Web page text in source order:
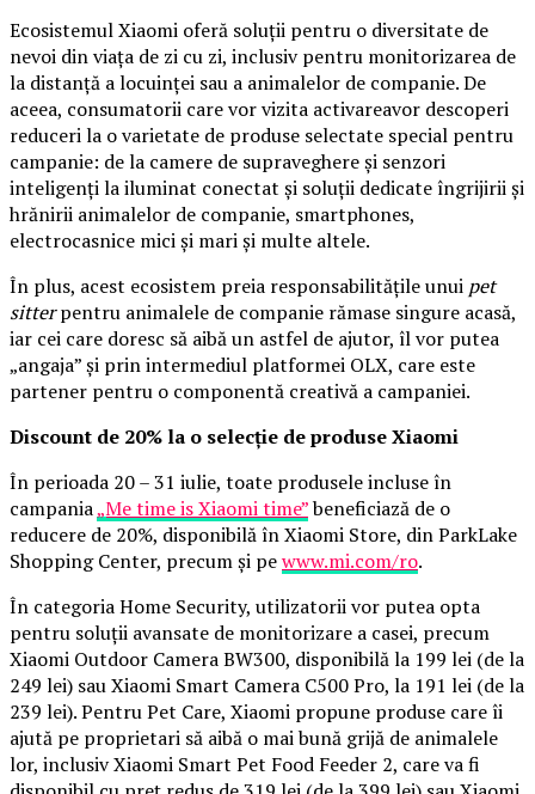
Ecosistemul Xiaomi oferă soluții pentru o diversitate de
nevoi din viața de zi cu zi, inclusiv pentru monitorizarea de
la distanță a locuinței sau a animalelor de companie. De
aceea, consumatorii care vor vizita activareavor descoperi
reduceri la o varietate de produse selectate special pentru
campanie: de la camere de supraveghere și senzori
inteligenți la iluminat conectat și soluții dedicate îngrijirii și
hrănirii animalelor de companie, smartphones,
electrocasnice mici și mari și multe altele.
În plus, acest ecosistem preia responsabilitățile unui pet
sitterpentru animalele de companie rămase singure acasă,
iar cei care doresc să aibă un astfel de ajutor, îl vor putea
„angaja” și prin intermediul platformei OLX, care este
partener pentru o componentă creativă a campaniei.
Discount de 20% la o selecție de produse Xiaomi
În perioada 20 – 31 iulie, toate produsele incluse în
campania„Me time is Xiaomi time”beneficiază de o
reducere de 20%, disponibilă în Xiaomi Store, din ParkLake
Shopping Center, precum și pewww.mi.com/ro.
În categoria Home Security, utilizatorii vor putea opta
pentru soluții avansate de monitorizare a casei, precum
Xiaomi Outdoor Camera BW300, disponibilă la 199 lei (de la
249 lei) sau Xiaomi Smart Camera C500 Pro, la 191 lei (de la
239 lei). Pentru Pet Care, Xiaomi propune produse care îi
ajută pe proprietari să aibă o mai bună grijă de animalele
lor, inclusiv Xiaomi Smart Pet Food Feeder 2, care va fi